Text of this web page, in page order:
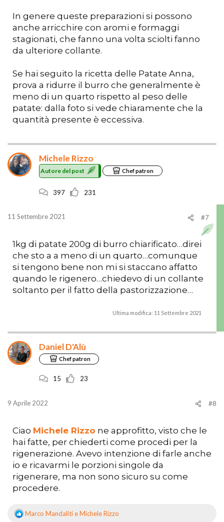
In genere queste preparazioni si possono
anche arricchire con aromi e formaggi
stagionati, che fanno una volta sciolti fanno
da ulteriore collante.
Se hai seguito la ricetta delle Patate Anna,
prova a ridurre il burro che generalmente è
meno di un quarto rispetto al peso delle
patate: dalla foto si vede chiaramente che la
quantità presente è eccessiva.
Michele Rizzo
Autore del post Chef patron
397 231
11 Settembre 2021 #7
1kg di patate 200g di burro chiarificato…direi
che sto a a meno di un quarto…comunque
si tengono bene non mi si staccano affatto
quando le rigenero…chiedevo di un collante
soltanto per il fatto della pastorizzazione…
Ultima modifica: 11 Settembre 2021
Daniel D'Alù
Chef patron
15 23
9 Aprile 2022 #8
Ciao Michele Rizzo ne approfitto, visto che le
hai fatte, per chiederti come procedi per la
rigenerazione. Avevo intenzione di farle anche
io e ricavarmi le porzioni singole da
rigenerare, ma non sono sicuro su come
procedere.
R
Marco MandalitieMichele Rizzo